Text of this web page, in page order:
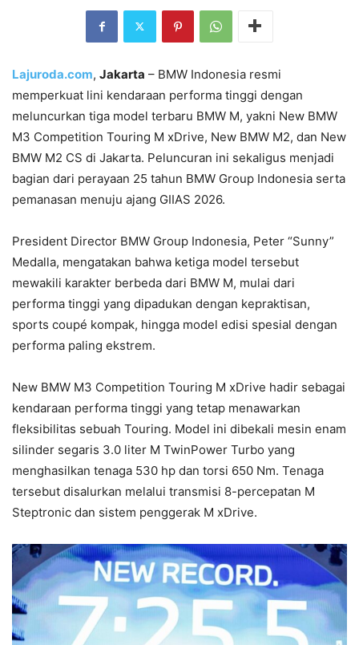
Lajuroda.com, Jakarta – BMW Indonesia resmi
memperkuat lini kendaraan performa tinggi dengan
meluncurkan tiga model terbaru BMW M, yakni New BMW
M3 Competition Touring M xDrive, New BMW M2, dan New
BMW M2 CS di Jakarta. Peluncuran ini sekaligus menjadi
bagian dari perayaan 25 tahun BMW Group Indonesia serta
pemanasan menuju ajang GIIAS 2026.
President Director BMW Group Indonesia, Peter “Sunny”
Medalla, mengatakan bahwa ketiga model tersebut
mewakili karakter berbeda dari BMW M, mulai dari
performa tinggi yang dipadukan dengan kepraktisan,
sports coupé kompak, hingga model edisi spesial dengan
performa paling ekstrem.
New BMW M3 Competition Touring M xDrive hadir sebagai
kendaraan performa tinggi yang tetap menawarkan
fleksibilitas sebuah Touring. Model ini dibekali mesin enam
silinder segaris 3.0 liter M TwinPower Turbo yang
menghasilkan tenaga 530 hp dan torsi 650 Nm. Tenaga
tersebut disalurkan melalui transmisi 8-percepatan M
Steptronic dan sistem penggerak M xDrive.